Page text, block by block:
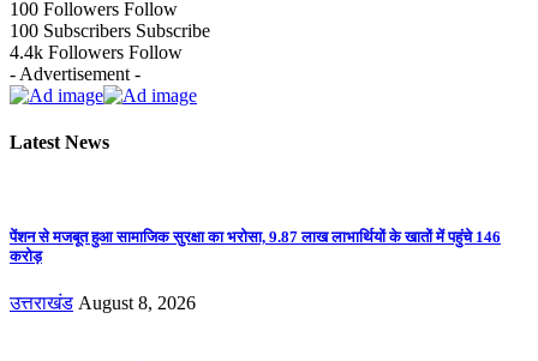
100 Followers Follow
100 Subscribers Subscribe
4.4k Followers Follow
- Advertisement -
Latest News
पेंशन से मजबूत हुआ सामाजिक सुरक्षा का भरोसा, 9.87 लाख लाभार्थियों के खातों में पहुंचे 146
करोड़
उत्तराखंड August 8, 2026